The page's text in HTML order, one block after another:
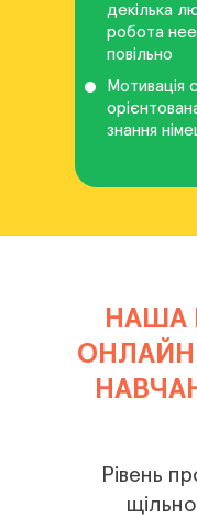
декілька
робота
повільно
Мотивація
знання
НАША
ОНЛАЙН
Рівень